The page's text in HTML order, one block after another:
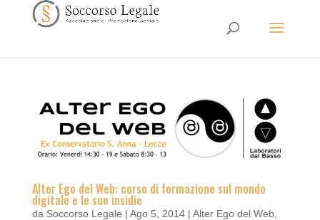
Alter Ego del Web: corso di formazione sul mondo
digitale e le sue insidie
da Soccorso Legale | Ago 5, 2014| Alter Ego del Web,